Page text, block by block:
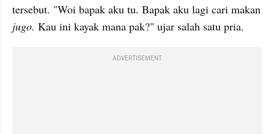
jugo. Kau ini kayak mana pak?" ujar salah satu pria.
ADVERTISEMENT